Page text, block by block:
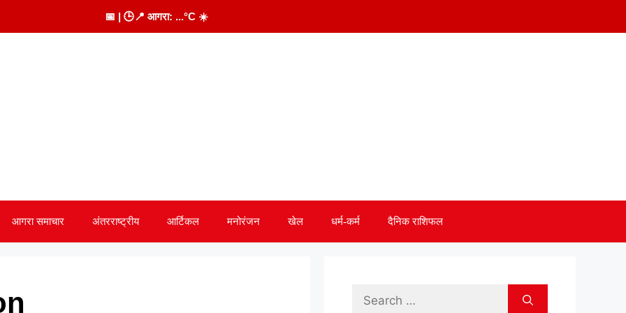
📅 | 🕒📍 आगरा: ...°C ☀️
आगरा समाचार अंतरराष्ट्रीय आर्टिकल मनोरंजन खेल धर्म-कर्म दैनिक राशिफल
Search